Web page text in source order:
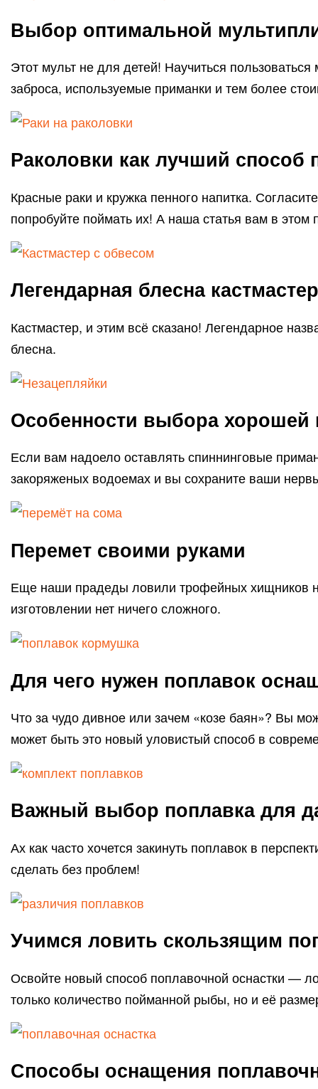
Выбор оптимальной
Этот мульт не для детей! Научиться
заброса, используемые приманки и тем более
Раколовки как лучший способ
Красные раки и кружка пенного напитка.
попробуйте поймать их! А наша статья вам в этом
Легендарная блесна кастмастер
Кастмастер, и этим всё сказано! Легендарное
блесна.
Особенности выбора хорошей
Если вам надоело оставлять спиннинговые
закоряженых водоемах и вы сохраните ваши
Перемет своими руками
Еще наши прадеды ловили трофейных хищников
изготовлении нет ничего сложного.
Для чего нужен поплавок
Что за чудо дивное или зачем «козе баян»? Вы
может быть это новый уловистый способ в
Важный выбор поплавка для
Ах как часто хочется закинуть поплавок в
сделать без проблем!
Учимся ловить скользящим
Освойте новый способ поплавочной оснастки —
только количество пойманной рыбы, но и её
Способы оснащения